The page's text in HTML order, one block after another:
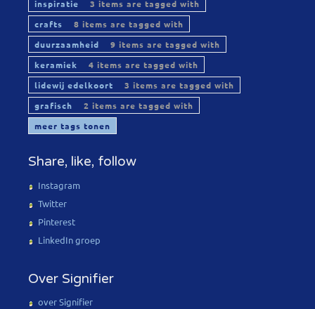
inspiratie
3 items are tagged with
crafts
8 items are tagged with
duurzaamheid
9 items are tagged with
keramiek
4 items are tagged with
lidewij edelkoort
3 items are tagged with
grafisch
2 items are tagged with
meer tags tonen
Share, like, follow
Instagram
Twitter
Pinterest
LinkedIn groep
Over Signifier
over Signifier